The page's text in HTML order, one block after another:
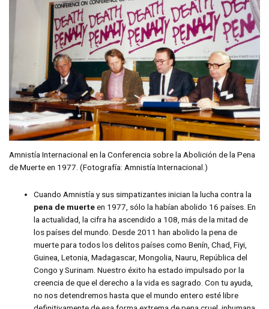
Amnistía Internacional en la Conferencia sobre la Abolición de la Pena
de Muerte en 1977. (Fotografía: Amnistía Internacional.)
Cuando Amnistía y sus simpatizantes inician la lucha contra la
pena de muerteen 1977, sólo la habían abolido 16 países. En
la actualidad, la cifra ha ascendido a 108, más de la mitad de
los países del mundo. Desde 2011 han abolido la pena de
muerte para todos los delitos países como Benín, Chad, Fiyi,
Guinea, Letonia, Madagascar, Mongolia, Nauru, República del
Congo y Surinam. Nuestro éxito ha estado impulsado por la
creencia de que el derecho a la vida es sagrado. Con tu ayuda,
no nos detendremos hasta que el mundo entero esté libre